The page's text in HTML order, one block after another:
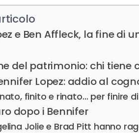
e Ben Affleck, la fine di
del patrimonio: chi tiene
Lopez: addio al
finito e rinato… per finire
dopo i Bennifer
Jolie e Brad Pitt hanno